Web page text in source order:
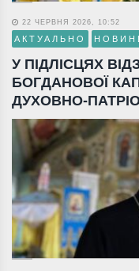
22 ЧЕРВНЯ 2026, 10:52
АКТУАЛЬНО
У ПІДЛІСЦЯХ
БОГДАНОВОЇ
ДУХОВНО-